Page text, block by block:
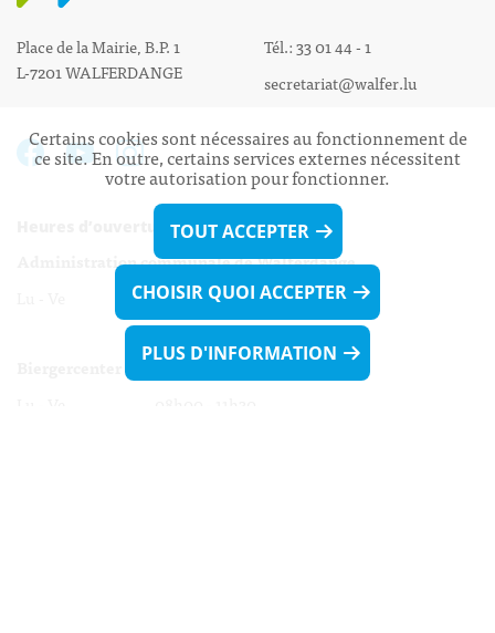
Place de la Mairie, B.P. 1
L-7201 WALFERDANGE
Tél.: 33 01 44 - 1
secretariat@walfer.lu
Heures d’ouverture:
Administration communale de Walferdange
Lu - Ve 08h00 - 11h30
13h30 - 16h00
Certains cookies sont nécessaires au fonctionnement de
ce site. En outre, certains services externes nécessitent
votre autorisation pour fonctionner.
TOUT ACCEPTER
CHOISIR QUOI ACCEPTER
PLUS D'INFORMATION